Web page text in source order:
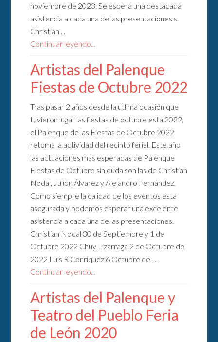
noviembre de 2023. Se espera una destacada
asistencia a cada una de las presentaciones.s.
Christian ...
Continuar leyendo...
Artistas del Palenque
Fiestas de Octubre 2022
Tras pasar 2 años desde la utlima ocasión que
tuvieron lugar las fiestas de octubre esta 2022,
el Palenque de las Fiestas de Octubre 2022
retoma la actividad del recinto ferial. Este año
las actuaciones mas esperadas de Palenque
Fiestas de Octubre sin duda son las de Christian
Nodal, Julión Álvarez y Alejandro Fernández.
Como siempre la calidad de los eventos esta
asegurada y podemos esperar una excelente
asistencia a cada una de las presentaciones.
Christian Nodal 30 de Septiembre y 1 de
Octubre 2022 Chuy Lizarraga 2 de Octubre del
2022 Luis R Conriquez 6 Octubre del ...
Continuar leyendo...
Artistas del Palenque y
Teatro del Pueblo Feria
de León 2020